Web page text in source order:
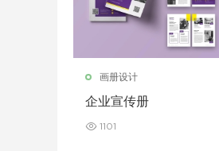
画册设计
企业宣传册
1101